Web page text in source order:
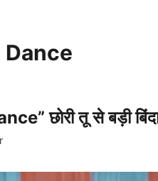
Dance
छोरी तू से बड़ी